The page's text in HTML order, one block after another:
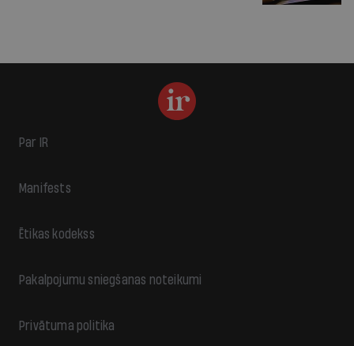
Par IR
Manifests
Ētikas kodekss
Pakalpojumu sniegšanas noteikumi
Privātuma politika